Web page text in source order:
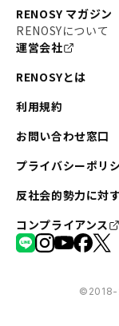
RENOSY マガジン
RENOSYについて
運営会社
RENOSYとは
利用規約
お問い合わせ窓口
プライバシーポリ
反社会的勢力に対
コンプライアンス
©︎2018-